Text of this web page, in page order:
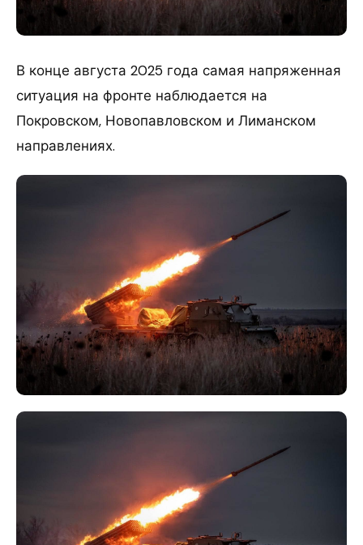
В конце августа 2025 года самая напряженная
ситуация на фронте наблюдается на
Покровском, Новопавловском и Лиманском
направлениях.